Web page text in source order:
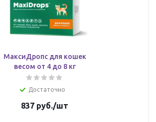
МаксиДропс для кошек
весом от 4 до 8 кг
Достаточно
837 руб./шт